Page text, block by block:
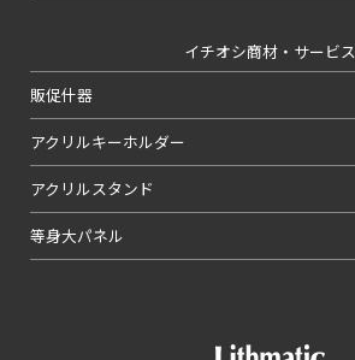
イチオシ商材・サービス
販促什器
アクリルキーホルダー
アクリルスタンド
等身大パネル